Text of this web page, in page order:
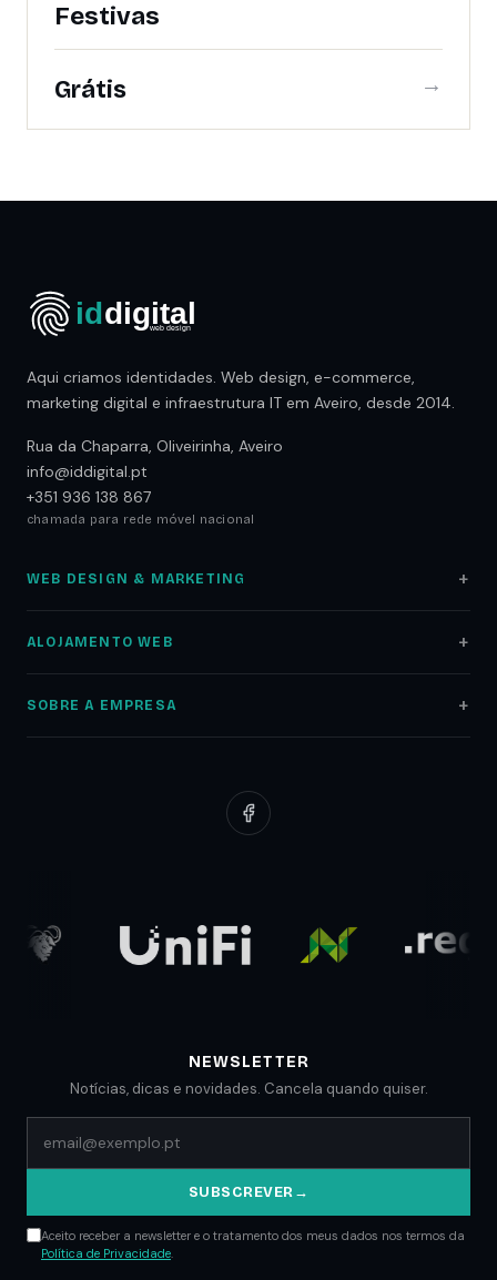
Festivas
Grátis →
Aqui criamos identidades. Web design, e-commerce,
marketing digital e infraestrutura IT em Aveiro, desde 2014.
Rua da Chaparra, Oliveirinha, Aveiro
info@iddigital.pt
+351 936 138 867
chamada para rede móvel nacional
WEB DESIGN & MARKETING
ALOJAMENTO WEB
SOBRE A EMPRESA
Blog
NEWSLETTER
Notícias, dicas e novidades. Cancela quando quiser.
SUBSCREVER→
Aceito receber a newsletter e o tratamento dos meus dados nos termos da
Política de Privacidade.